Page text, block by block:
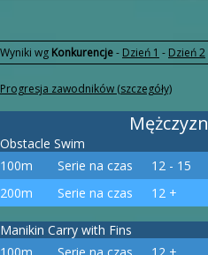
Wyniki wg Konkurencje- Dzień 1 - Dzień 2
Progresja zawodników (szczegóły)
Mężczyzn
Obstacle Swim
100m
Serie na czas 12 - 15
200m
Serie na czas 12 +
Manikin Carry with Fins